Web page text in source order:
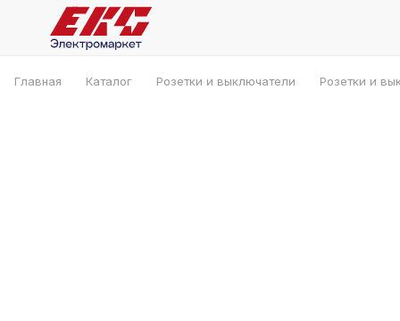
Главная Каталог Розетки и выключатели Розетки и